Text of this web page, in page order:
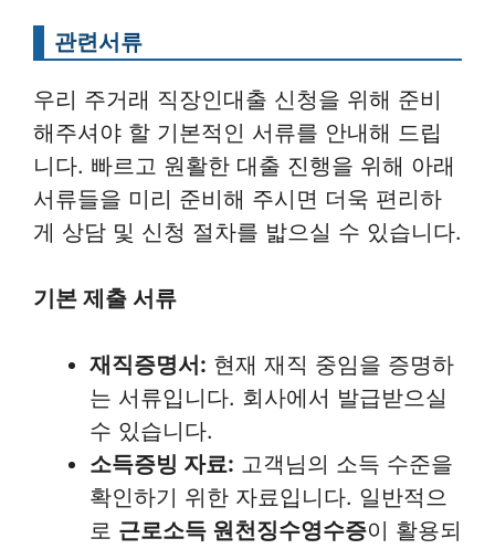
관련서류
우리 주거래 직장인대출 신청을 위해 준비
해주셔야 할 기본적인 서류를 안내해 드립
니다. 빠르고 원활한 대출 진행을 위해 아래
서류들을 미리 준비해 주시면 더욱 편리하
게 상담 및 신청 절차를 밟으실 수 있습니다.
기본 제출 서류
재직증명서: 현재 재직 중임을 증명하
는 서류입니다. 회사에서 발급받으실
수 있습니다.
소득증빙 자료: 고객님의 소득 수준을
확인하기 위한 자료입니다. 일반적으
로 근로소득 원천징수영수증이 활용되